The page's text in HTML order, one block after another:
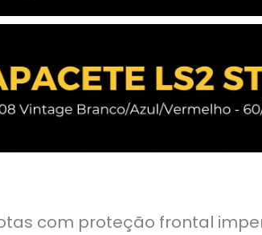
com proteção frontal